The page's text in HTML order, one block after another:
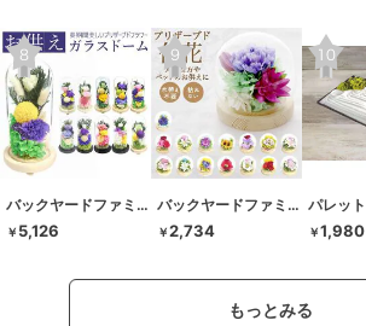
バックヤードファミリー
￥ 5,126
バックヤードファミリー
￥2,734
パレット
￥1,980
もっとみる